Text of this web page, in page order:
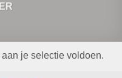
je selectie voldoen.